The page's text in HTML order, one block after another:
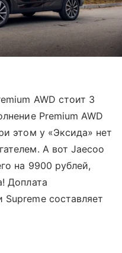
AWD стоит 3
Premium AWD
этом у «Эксида» нет
А вот Jaecoo
на 9900 рублей,
Доплата
составляет